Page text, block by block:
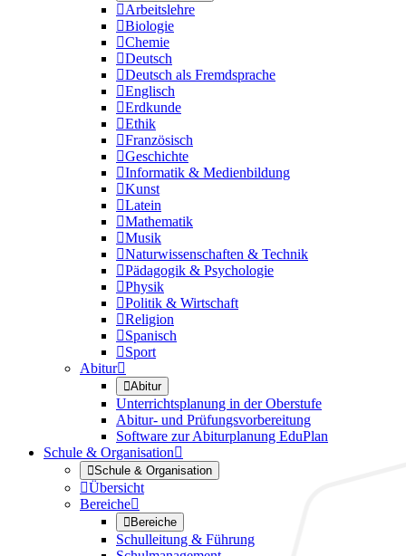
Arbeitslehre
Biologie
Chemie
Deutsch
Deutsch als Fremdsprache
Englisch
Erdkunde
Ethik
Französisch
Geschichte
Informatik & Medienbildung
Kunst
Latein
Mathematik
Musik
Naturwissenschaften & Technik
Pädagogik & Psychologie
Physik
Politik & Wirtschaft
Religion
Spanisch
Sport
Abitur
Abitur
Unterrichtsplanung in der Oberstufe
Abitur- und Prüfungsvorbereitung
Software zur Abiturplanung EduPlan
Schule & Organisation
Schule & Organisation
Übersicht
Bereiche
Bereiche
Schulleitung & Führung